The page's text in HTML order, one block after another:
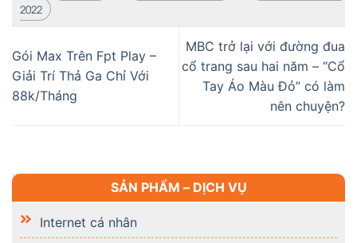
SẢN PHẨM – DỊCH VỤ
Internet cá nhân
2022
Gói Max Trên Fpt Play –
Giải Trí Thả Ga Chỉ Với
88k/Tháng
MBC trở lại với đường đua
cổ trang sau hai năm – “Cổ
Tay Áo Màu Đỏ” có làm
nên chuyện?